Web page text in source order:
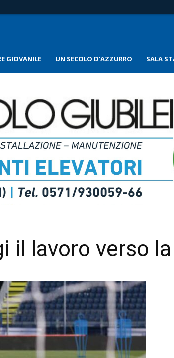
GIOVANILE UN SECOLO D’AZZURRO SALA
il lavoro verso